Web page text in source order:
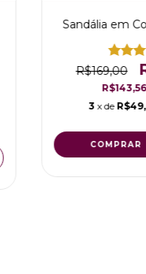
Sandália em
R$169,00
3 x de
COMPRAR